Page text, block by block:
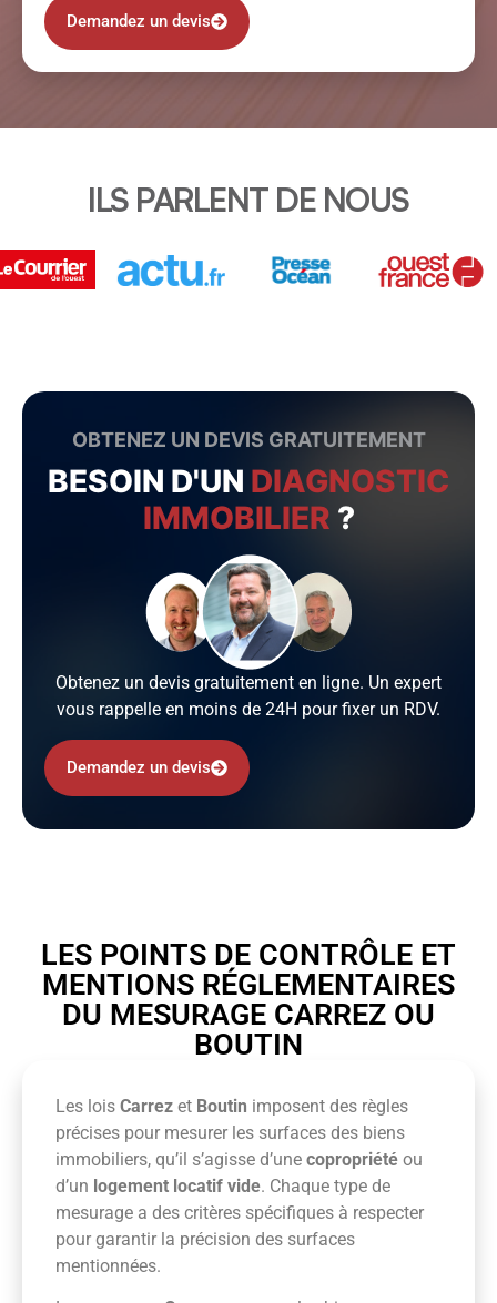
Demandez un devis
ILS PARLENT DE NOUS
OBTENEZ UN DEVIS GRATUITEMENT
BESOIN D'UN DIAGNOSTIC
IMMOBILIER ?
Obtenez un devis gratuitement en ligne. Un expert
vous rappelle en moins de 24H pour fixer un RDV.
Demandez un devis
LES POINTS DE CONTRÔLE ET
MENTIONS RÉGLEMENTAIRES
DU MESURAGE CARREZ OU
BOUTIN
Les lois Carrez et Boutin imposent des règles
précises pour mesurer les surfaces des biens
immobiliers, qu’il s’agisse d’une copropriété ou
d’un logement locatif vide. Chaque type de
mesurage a des critères spécifiques à respecter
pour garantir la précision des surfaces
mentionnées.